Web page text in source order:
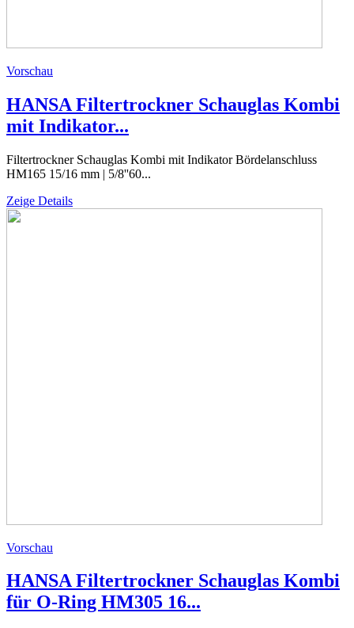
Vorschau
HANSA Filtertrockner Schauglas Kombi
mit Indikator...
Filtertrockner Schauglas Kombi mit Indikator Bördelanschluss
HM165 15/16 mm | 5/8''60...
Zeige Details
Vorschau
HANSA Filtertrockner Schauglas Kombi
für O-Ring HM305 16...